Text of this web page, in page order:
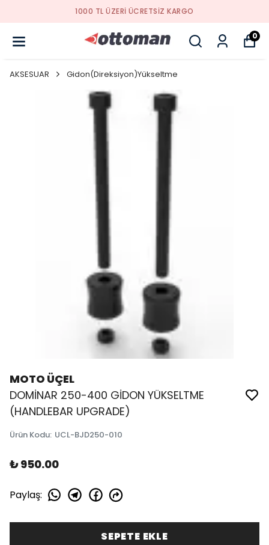
YENI SEZON ÜRÜNLER
0
AKSESUAR Gidon(Direksiyon)Yükseltme
MOTO ÜÇEL
DOMİNAR 250-400 GİDON YÜKSELTME
(HANDLEBAR UPGRADE)
Ürün Kodu: UCL-BJD250-010
₺ 950.00
Paylaş:
SEPETE EKLE